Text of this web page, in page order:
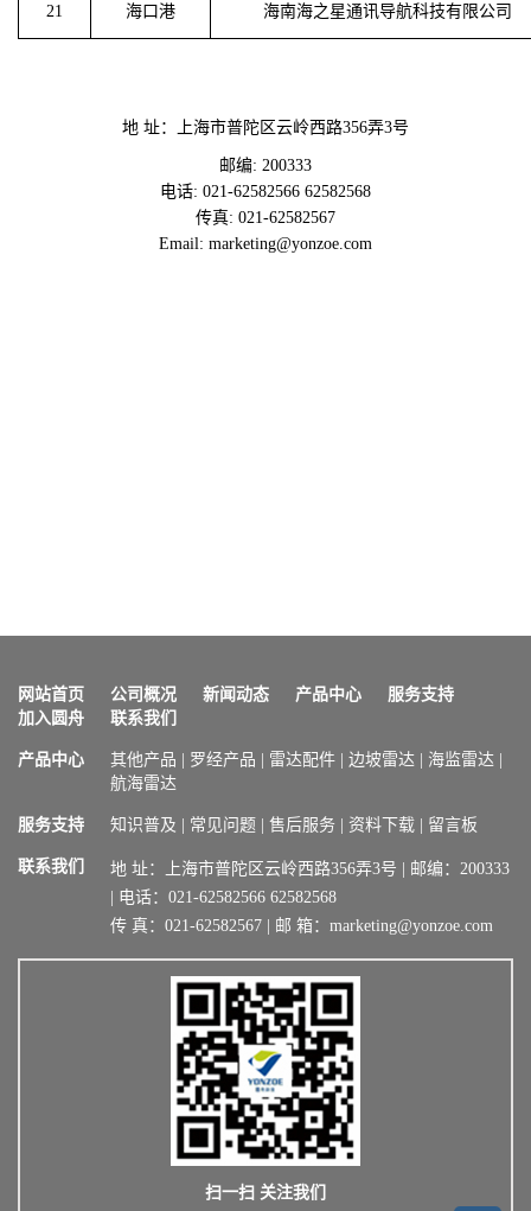
21 海口港 海南海之星通讯导航科技有限公司
地 址：上海市普陀区云岭西路356弄3号
邮编: 200333
电话: 021-62582566 62582568
传真: 021-62582567
Email: marketing@yonzoe.com
网站首页 公司概况 新闻动态 产品中心
服务支持
加入圆舟
联系我们
产品中心 其他产品 罗经产品 雷达配件 边坡雷达 海监雷达
航海雷达
服务支持 知识普及 常见问题 售后服务 资料下载 留言板
联系我们
地 址：上海市普陀区云岭西路356弄3号 | 邮编：200333
| 电话：021-62582566 62582568
传 真：021-62582567 | 邮 箱：marketing@yonzoe.com
扫一扫 关注我们